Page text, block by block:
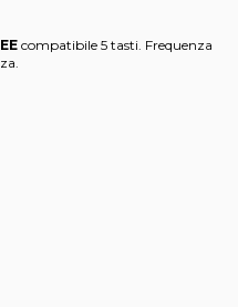
compatibile 5 tasti. Frequenza